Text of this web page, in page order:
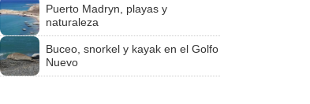
Puerto Madryn, playas y
naturaleza
Buceo, snorkel y kayak en el Golfo
Nuevo